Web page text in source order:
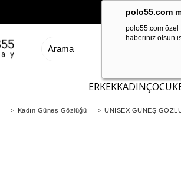
polo55.com
polo55.com özel
haberiniz olsun
ERKEKKADINÇOCUK
> Kadın Güneş Gözlüğü > UNISEX GÜNEŞ